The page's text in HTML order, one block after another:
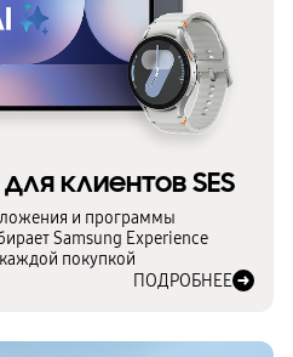
клиентов SES
и программы
Samsung Experience
покупкой
ПОДРОБНЕЕ